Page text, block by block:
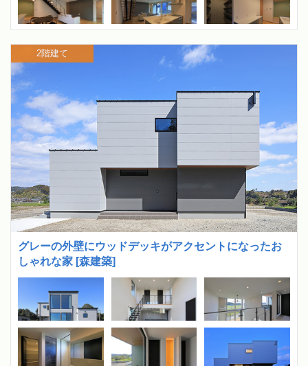
グレーの外壁にウッドデッキがアクセントになったお
しゃれな家 [森建築]
2階建て